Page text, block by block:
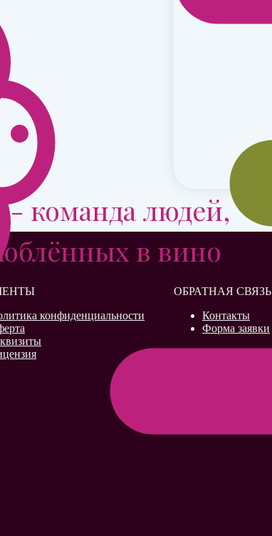
команда людей,
в вино
конфиденциальности
ОБРАТНАЯ СВЯЗЬ
Контакты
Форма заявки